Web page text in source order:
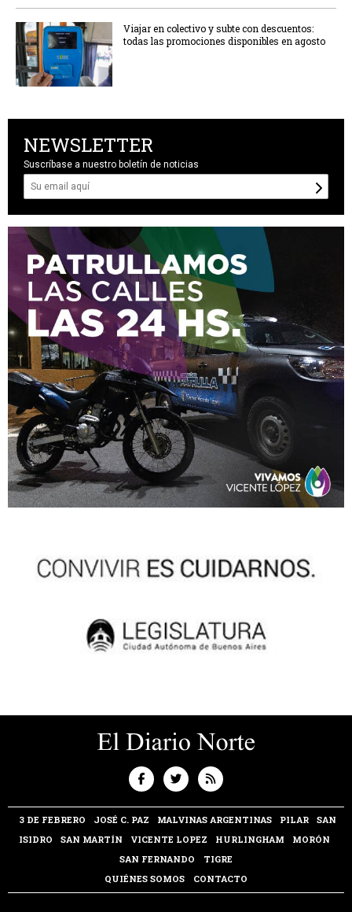
Viajar en colectivo y subte con descuentos:
todas las promociones disponibles en agosto
NEWSLETTER
Suscríbase a nuestro boletín de noticias
3 DE FEBRERO JOSÉ C. PAZ MALVINAS ARGENTINAS PILAR
SAN
ISIDRO
SAN MARTÍN VICENTE LOPEZ HURLINGHAM
MORÓN
SAN FERNANDO
TIGRE
QUIÉNES SOMOS
CONTACTO